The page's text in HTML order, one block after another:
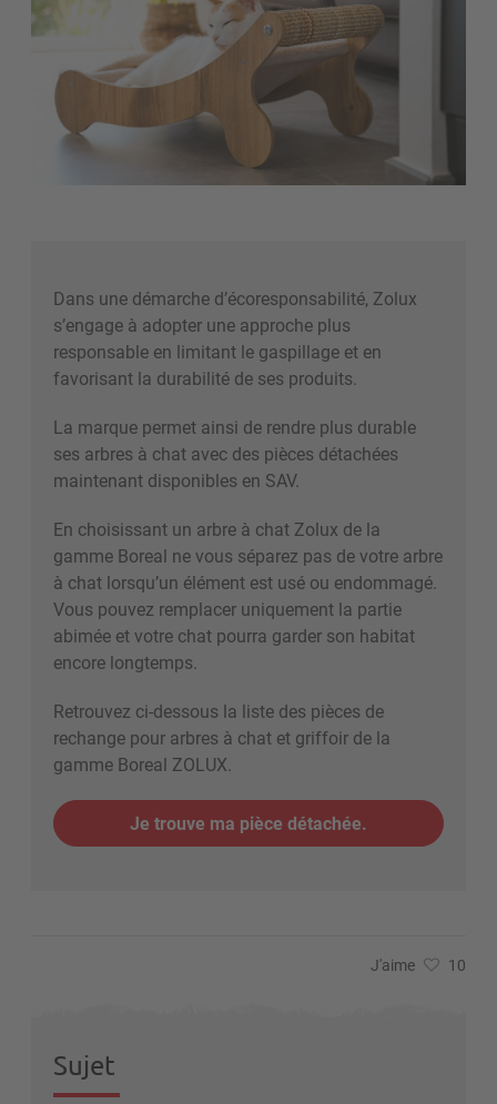
Dans une démarche d’écoresponsabilité, Zolux
s’engage à adopter une approche plus
responsable en limitant le gaspillage et en
favorisant la durabilité de ses produits.
La marque permet ainsi de rendre plus durable
ses arbres à chat avec des pièces détachées
maintenant disponibles en SAV.
En choisissant un arbre à chat Zolux de la
gamme Boreal ne vous séparez pas de votre arbre
à chat lorsqu’un élément est usé ou endommagé.
Vous pouvez remplacer uniquement la partie
abimée et votre chat pourra garder son habitat
encore longtemps.
Retrouvez ci-dessous la liste des pièces de
rechange pour arbres à chat et griffoir de la
gamme Boreal ZOLUX.
Je trouve ma pièce détachée.
J'aime 10
Sujet